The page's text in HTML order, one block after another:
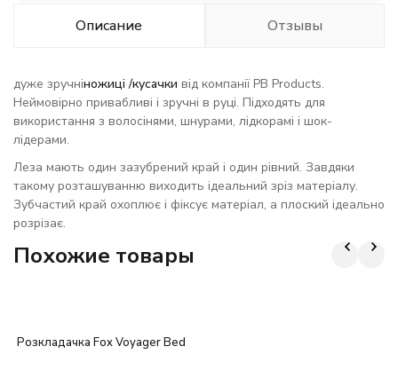
Описание Отзывы
дуже зручніножиці /кусачки від компанії PB Products.
Неймовірно привабливі і зручні в руці. Підходять для
використання з волосінями, шнурами, лідкорамі і шок-
лідерами.
Леза мають один зазубрений край і один рівний. Завдяки
такому розташуванню виходить ідеальний зріз матеріалу.
Зубчастий край охоплює і фіксує матеріал, а плоский ідеально
розрізає.
Похожие товары
Розкладачка Fox Voyager Bed